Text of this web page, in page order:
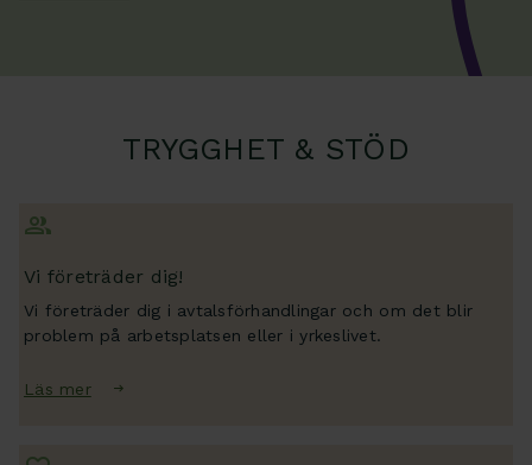
TRYGGHET & STÖD
Vi företräder dig!
Vi företräder dig i avtalsförhandlingar och om det blir
problem på arbetsplatsen eller i yrkeslivet.
Läs mer